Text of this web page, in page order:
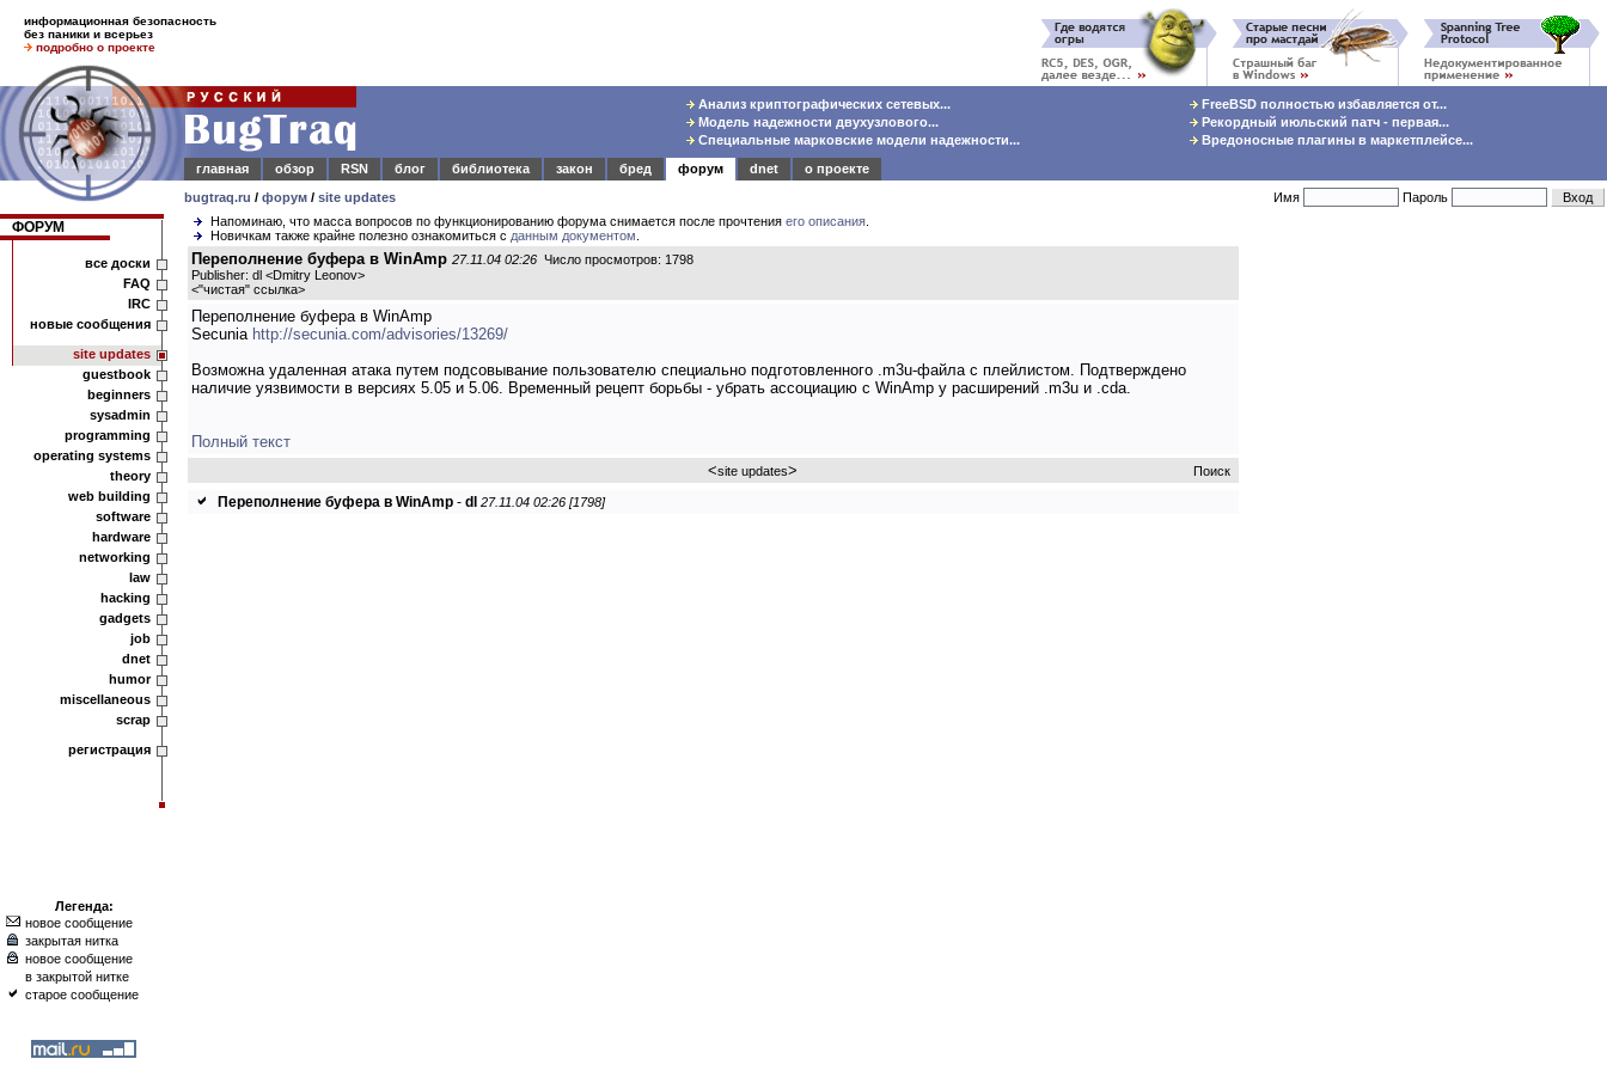
информационная безопасность
без паники и всерьез
подробно о проекте
Анализ криптографических сетевых...
Модель надежности двухузлового...
Специальные марковские модели надежности...
FreeBSD полностью избавляется от...
Рекордный июльский патч - первая...
Вредоносные плагины в маркетплейсе...
главная
обзор RSN блог библиотека закон бред форум dnet
о проекте
bugtraq.ru / форум / site updates Имя Пароль
ФОРУМ
все доски
FAQ
IRC
новые сообщения
site updates
guestbook
beginners
sysadmin
programming
operating systems
theory
web building
software
hardware
networking
law
hacking
gadgets
job
dnet
humor
miscellaneous
scrap
регистрация
Легенда:
новое сообщение
закрытая нитка
новое сообщение
в закрытой нитке
старое сообщение
Напоминаю, что масса вопросов по функционированию форума снимается после прочтения его описания
Новичкам также крайне полезно ознакомиться с данным документом
Переполнение буфера в WinAmp 27.11.04 02:26 Число просмотров: 1798
Publisher: dl <Dmitry Leonov>
<"чистая" ссылка>
Переполнение буфера в WinAmp
Secunia http://secunia.com/advisories/13269/
Возможна удаленная атака путем подсовывание пользователю специально подготовленного .m3u-файла с плейлистом. Подтверждено
наличие уязвимости в версиях 5.05 и 5.06. Временный рецепт борьбы - убрать ассоциацию с WinAmp у расширений .m3u и .cda.
Полный текст
<site updates> Поиск
Переполнение буфера в WinAmp - dl 27.11.04 02:26 [1798]